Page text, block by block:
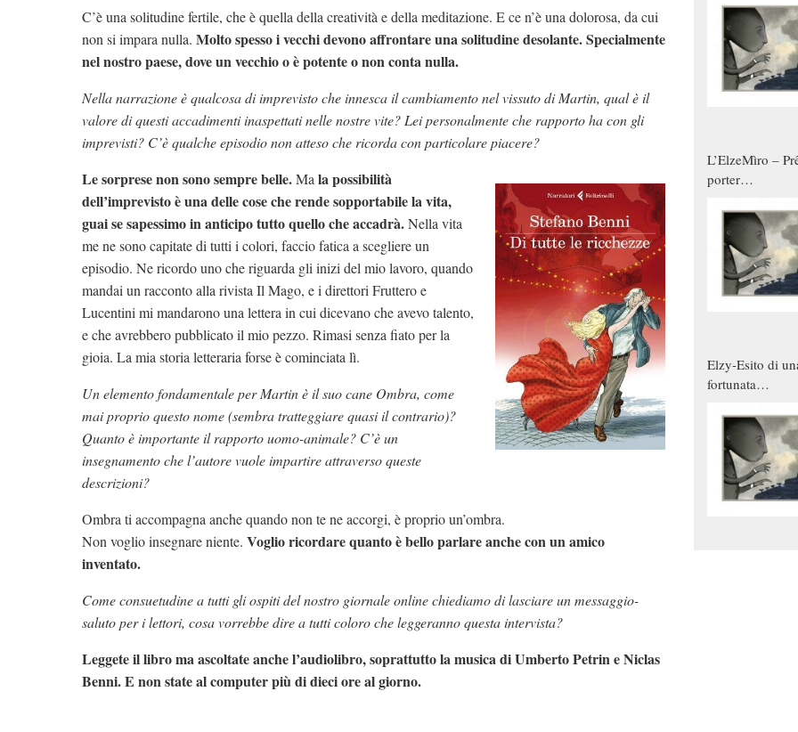
C’è una solitudine fertile, che è quella della creatività e della meditazione. E ce n’è una dolorosa, da cui
non si impara nulla. Molto spesso i vecchi devono affrontare una solitudine desolante. Specialmente
nel nostro paese, dove un vecchio o è potente o non conta nulla.
Nella narrazione è qualcosa di imprevisto che innesca il cambiamento nel vissuto di Martin, qual è il
valore di questi accadimenti inaspettati nelle nostre vite? Lei personalmente che rapporto ha con gli
imprevisti? C’è qualche episodio non atteso che ricorda con particolare piacere?
Le sorprese non sono sempre belle.Ma la possibilità
dell’imprevisto è una delle cose che rende sopportabile la vita,
guai se sapessimo in anticipo tutto quello che accadrà.Nella vita
me ne sono capitate di tutti i colori, faccio fatica a scegliere un
episodio. Ne ricordo uno che riguarda gli inizi del mio lavoro, quando
mandai un racconto alla rivista Il Mago, e i direttori Fruttero e
Lucentini mi mandarono una lettera in cui dicevano che avevo talento,
e che avrebbero pubblicato il mio pezzo. Rimasi senza fiato per la
gioia. La mia storia letteraria forse è cominciata lì.
Un elemento fondamentale per Martin è il suo cane Ombra, come
mai proprio questo nome (sembra tratteggiare quasi il contrario)?
Quanto è importante il rapporto uomo-animale? C’è un
insegnamento che l’autore vuole impartire attraverso queste
descrizioni?
Ombra ti accompagna anche quando non te ne accorgi, è proprio un’ombra.
Non voglio insegnare niente. Voglio ricordare quanto è bello parlare anche con un amico
inventato.
Come consuetudine a tutti gli ospiti del nostro giornale online chiediamo di lasciare un messaggio-
saluto per i lettori, cosa vorrebbe dire a tutti coloro che leggeranno questa intervista?
Leggete il libro ma ascoltate anche l’audiolibro, soprattutto la musica di Umberto Petrin e Niclas
Benni. E non state al computer più di dieci ore al giorno.
qualche modo
donne
L’ElzeMìro –
porter
Elzy-Esito di
fortunata